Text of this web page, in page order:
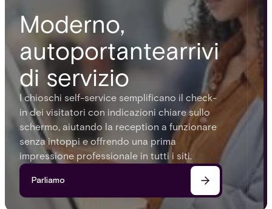
Moderno,
autoportantearrivi
di servizio
I chioschi self-service semplificano il check-
in dei visitatori con indicazioni chiare sullo
schermo, aiutando la reception a funzionare
senza intoppi e offrendo una prima
impressione professionale in tutti i siti.
Parliamo